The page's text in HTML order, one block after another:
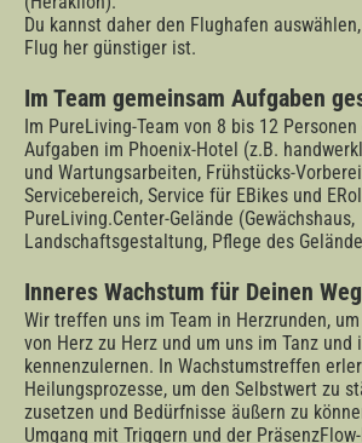
Du kannst daher den Flughafen
Flug her günstiger ist.
Im Team gemeinsam Aufgaben
Im PureLiving-Team von 8 bis 12
Aufgaben im Phoenix-Hotel (z.B.
und Wartungsarbeiten, Frühstücks-
Servicebereich, Service für EBikes und
PureLiving.Center-Gelände (Gewächshaus,
Landschaftsgestaltung, Pflege des
Inneres Wachstum für Deinen
Wir treffen uns im Team in Herzrunden,
von Herz zu Herz und um uns im Tanz und
kennenzulernen. In Wachstumstreffen
Heilungsprozesse, um den Selbstwert zu
zusetzen und Bedürfnisse äußern zu
Umgang mit Triggern und der